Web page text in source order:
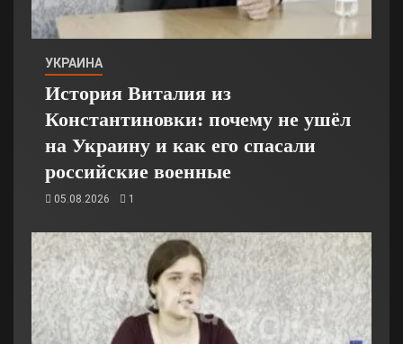
УКРАИНА
История Виталия из
Константиновки: почему не ушёл
на Украину и как его спасали
российские военные
05.08.2026 1